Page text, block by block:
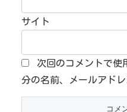
サイト
次回のコメントで使
分の名前、メールアド